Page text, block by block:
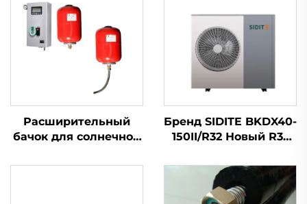
Расширительный
бачок для солнечной
наружного
Бренд SIDITE BKDX40-
150II/R32 Новый R32
Японский бренд с
технологией
инвертора + EVI